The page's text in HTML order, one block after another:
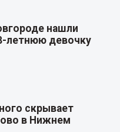
нашли
летнюю девочку
скрывает
в Нижнем